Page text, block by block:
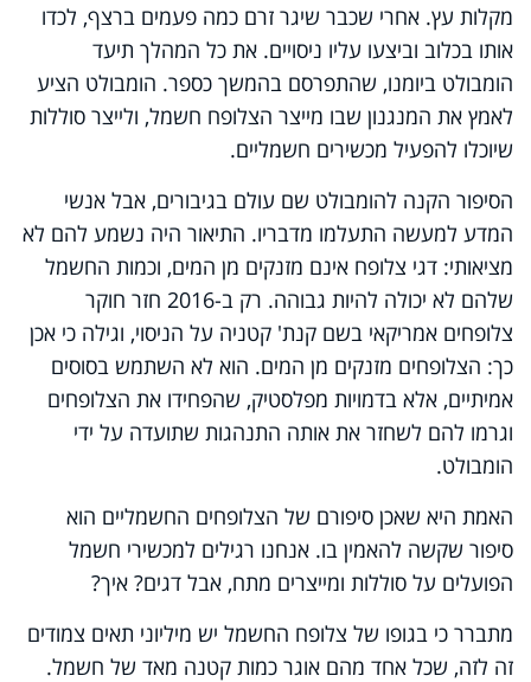
מקלות עץ. אחרי שכבר שיגר זרם כמה פעמים ברצף, לכדו
אותו בכלוב וביצעו עליו ניסויים. את כל המהלך תיעד
הומבולט ביומנו, שהתפרסם בהמשך כספר. הומבולט הציע
לאמץ את המנגנון שבו מייצר הצלופח חשמל, ולייצר סוללות
שיוכלו להפעיל מכשירים חשמליים.
הסיפור הקנה להומבולט שם עולם בגיבורים, אבל אנשי
המדע למעשה התעלמו מדבריו. התיאור היה נשמע להם לא
מציאותי: דגי צלופח אינם מזנקים מן המים, וכמות החשמל
שלהם לא יכולה להיות גבוהה. רק ב-2016 חזר חוקר
צלופחים אמריקאי בשם קנת' קטניה על הניסוי, וגילה כי אכן
כך: הצלופחים מזנקים מן המים. הוא לא השתמש בסוסים
אמיתיים, אלא בדמויות מפלסטיק, שהפחידו את הצלופחים
וגרמו להם לשחזר את אותה התנהגות שתועדה על ידי
הומבולט.
האמת היא שאכן סיפורם של הצלופחים החשמליים הוא
סיפור שקשה להאמין בו. אנחנו רגילים למכשירי חשמל
הפועלים על סוללות ומייצרים מתח, אבל דגים? איך?
מתברר כי בגופו של צלופח החשמל יש מיליוני תאים צמודים
זה לזה, שכל אחד מהם אוגר כמות קטנה מאד של חשמל.